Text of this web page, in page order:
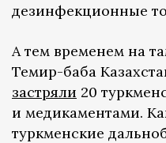
дезинфекционные
А тем временем на
Темир-баба
застряли 20
и медикаментами.
туркменские